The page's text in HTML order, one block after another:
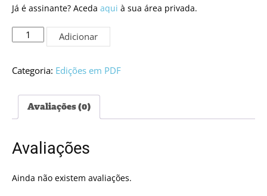
Já é assinante? Aceda aqui à sua área privada.
Quantidade
de
PDF
Adicionar
Categoria: Edições em PDF
Avaliações (0)
Avaliações
Ainda não existem avaliações.